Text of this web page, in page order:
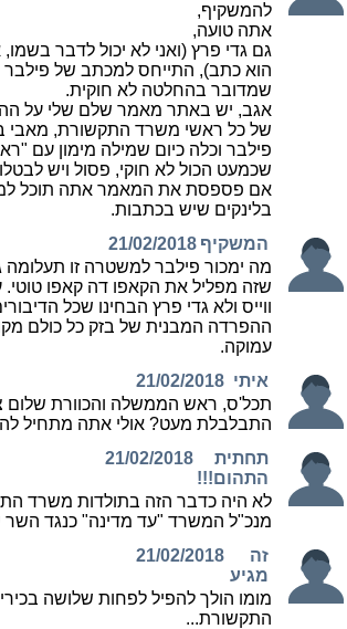
להמשקיף,
אתה טועה,
גם גדי פרץ (ואני לא יכול לדבר
הוא כתב), התייחס למכתב של פילבר
שמדובר בהחלטה לא חוקית.
אגב, יש באתר מאמר שלם שלי על
של כל ראשי משרד התקשורת, מאבי
פילבר וכלה כיום שמילה מימון עם
שכמעט הכול לא חוקי, פסול ויש
אם פספסת את המאמר אתה תוכל
בלינקים שיש בכתבות.
המשקיף 21/02/2018
מה ימכור פילבר למשטרה זו תעלומה
שזה מפליל את הקאפו דה קאפו טוטי.
ווייס ולא גדי פרץ הבחינו שכל
ההפרדה המבנית של בזק כל כולם
עמוקה.
איתי 21/02/2018
תכל'ס, ראש הממשלה והכוורת שלום
התבלבלת מעט? אולי אתה מתחיל
תחתית
התהום!!!
21/02/2018
לא היה כדבר הזה בתולדות משרד
מנכ"ל המשרד "עד מדינה" כנגד השר
זה
מגיע
21/02/2018
מומו הולך להפיל לפחות שלושה
התקשורת...